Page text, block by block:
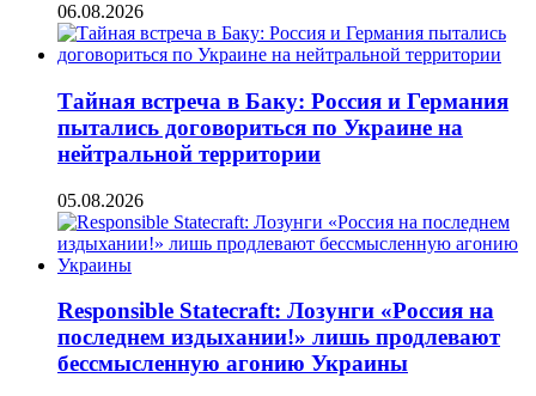
06.08.2026
Тайная встреча в Баку: Россия и Германия
пытались договориться по Украине на
нейтральной территории
05.08.2026
Responsible Statecraft: Лозунги «Россия на
последнем издыхании!» лишь продлевают
бессмысленную агонию Украины